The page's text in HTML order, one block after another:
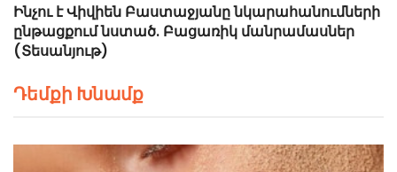
Ինչու է Վիվիեն Բաստաջյանը նկարահանումների
ընթացքում նստած. Բացառիկ մանրամասներ
(Տեսանյութ)
Դեմքի Խնամք